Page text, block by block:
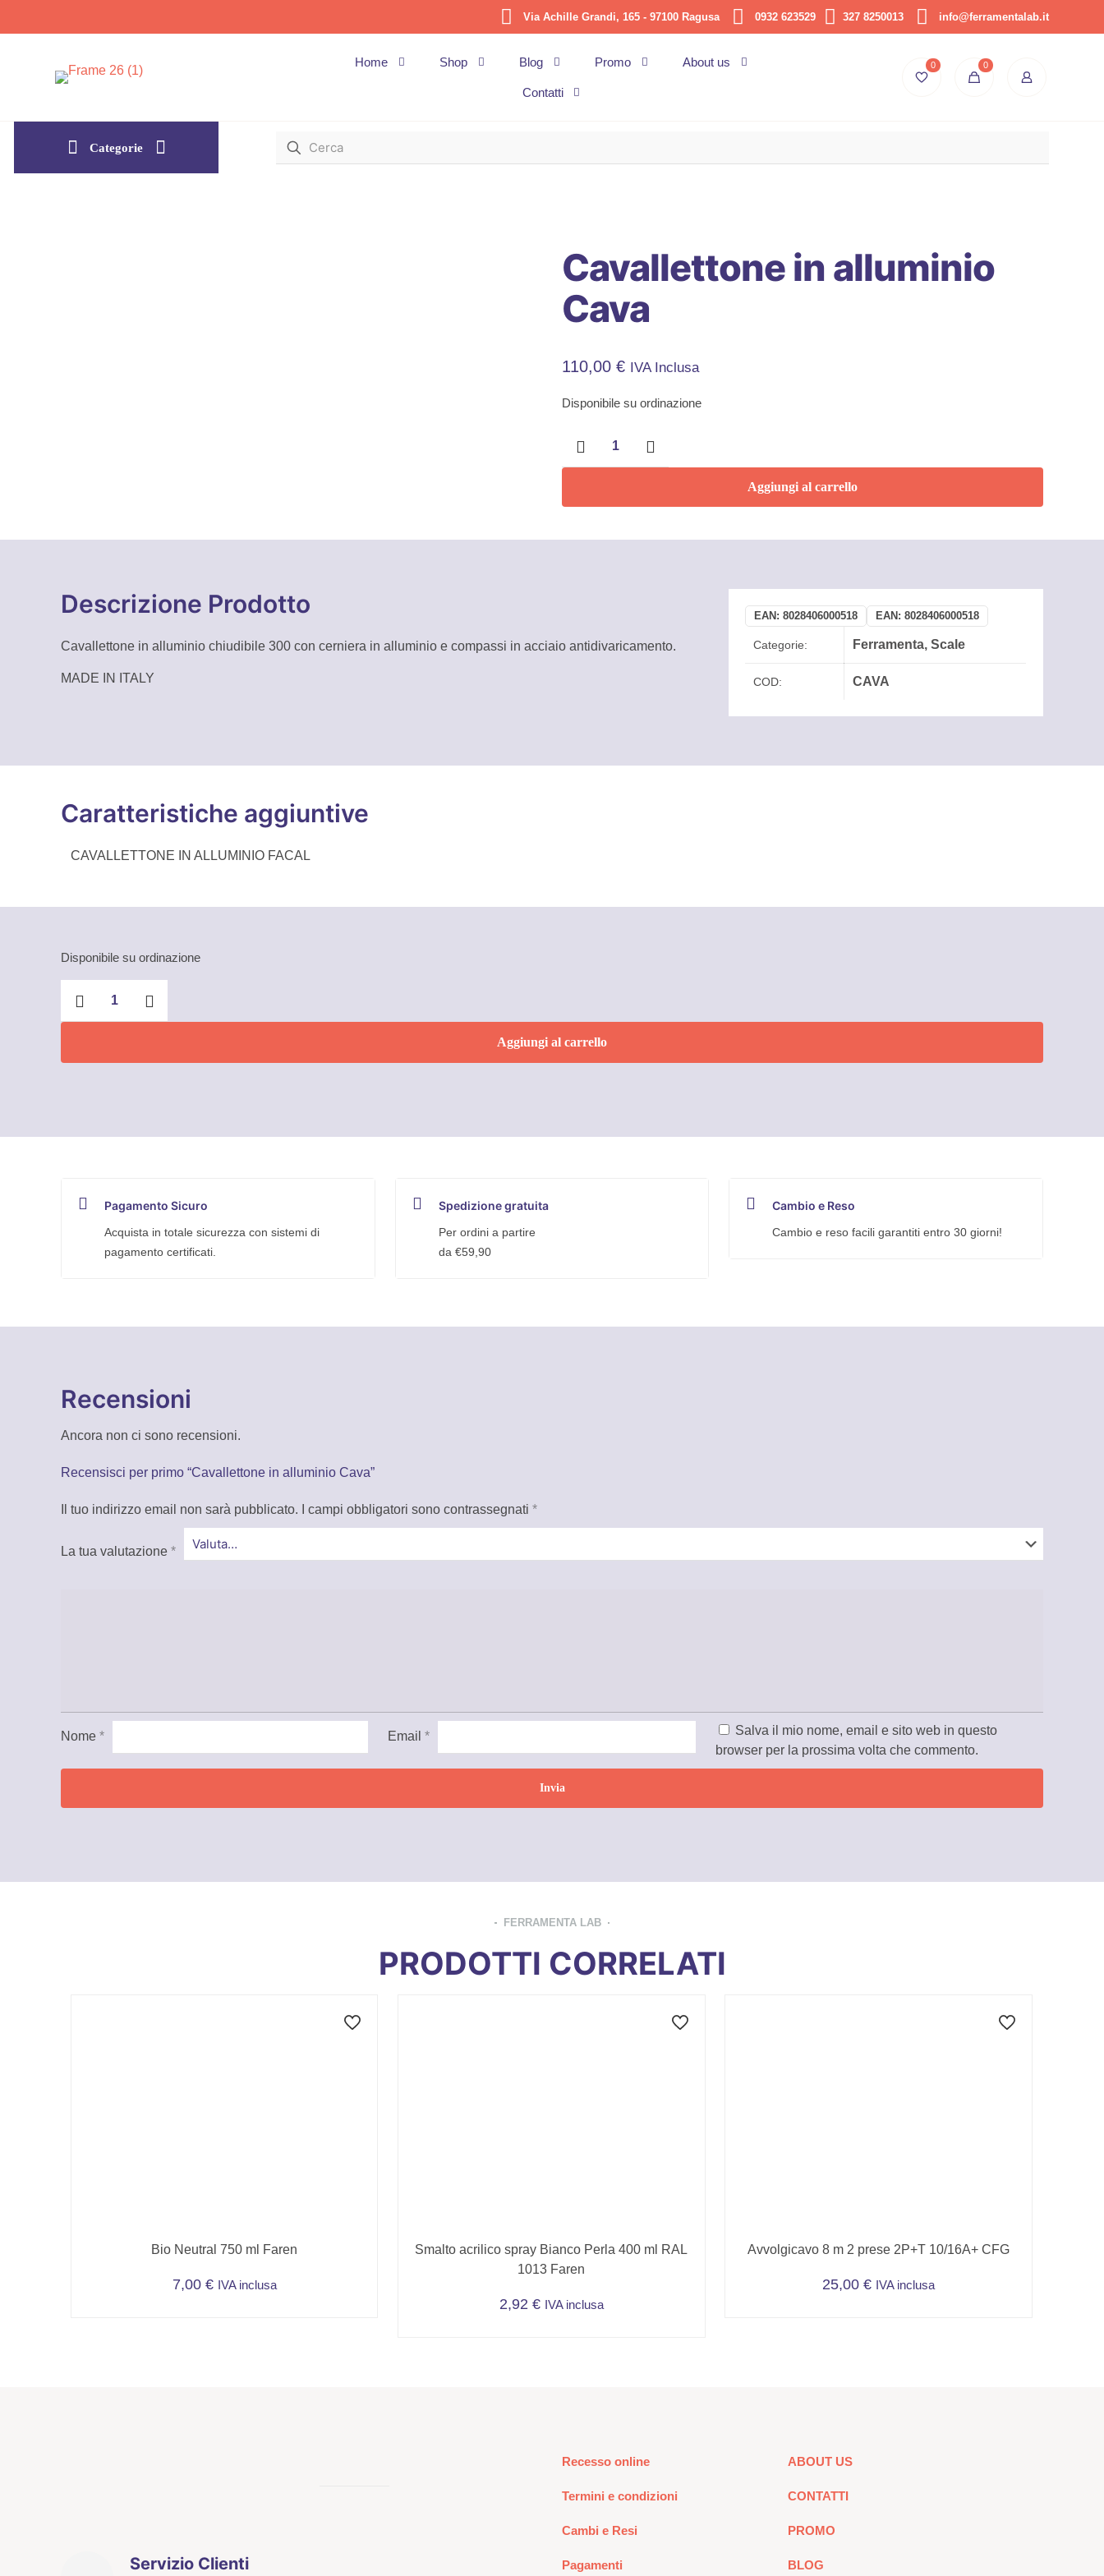
Via Achille Grandi, 165 - 97100 Ragusa 0932 623529 327 8250013 info@ferramentalab.it
Home Shop Blog Promo About us
Contatti
0 0
Categorie
Cavallettone in alluminio
Cava
110,00 € IVA Inclusa
Disponibile su ordinazione
alluminio
Aggiungi al carrello
Descrizione Prodotto
Cavallettone in alluminio chiudibile 300 con cerniera in alluminio e compassi in acciaio antidivaricamento.
MADE IN ITALY
EAN:8028406000518 EAN:8028406000518
Categorie: Ferramenta,Scale
COD: CAVA
Caratteristiche aggiuntive
CAVALLETTONE IN ALLUMINIO FACAL
Disponibile su ordinazione
alluminio
quantità
Aggiungi al carrello
Pagamento Sicuro
Acquista in totale sicurezza con sistemi di
pagamento certificati.
Spedizione gratuita
Per ordini a partire
da €59,90
Cambio e Reso
Cambio e reso facili garantiti entro 30 giorni!
Recensioni
Ancora non ci sono recensioni.
Recensisci per primo “Cavallettone in alluminio Cava”
Il tuo indirizzo email non sarà pubblicato. I campi obbligatori sono contrassegnati *
La tua valutazione *
Nome * Email*
Salva il mio nome, email e sito web in questo
browser per la prossima volta che commento.
FERRAMENTA LAB
PRODOTTI CORRELATI
Bio Neutral 750 ml Faren
7,00 € IVA inclusa
Smalto acrilico spray Bianco Perla 400 ml RAL
1013 Faren
2,92 € IVA inclusa
Avvolgicavo 8 m 2 prese 2P+T 10/16A+ CFG
25,00€ IVA inclusa
Servizio Clienti
Recesso online
Termini e condizioni
Cambi e Resi
Pagamenti
ABOUT US
CONTATTI
PROMO
BLOG